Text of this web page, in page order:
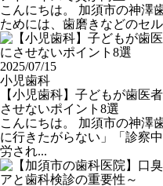
こんにちは。 加須市の神澤
ためには、歯磨きなどのセ
2025/07/15
小児歯科
【小児歯科】子どもが歯医
させないポイント8選
こんにちは。 加須市の神澤
に行きたがらない」「診察
労され...